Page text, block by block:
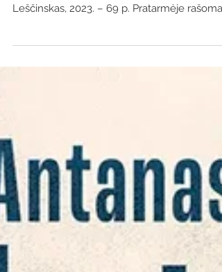
Šimkus, Šarūnas Varėnos krašto vietovardžių
Leščinskas, 2023. – 69 p. Pratarmėje rašoma,